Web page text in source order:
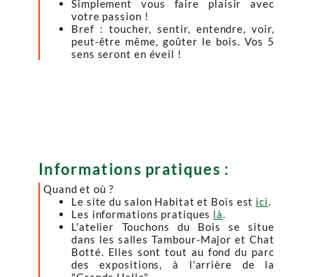
Simplement vous faire plaisir avec
votre passion !
Bref : toucher, sentir, entendre, voir,
peut-être même, goûter le bois. Vos 5
sens seront en éveil !
Informations pratiques :
Quand et où ?
Le site du salon Habitat et Bois est ici.
Les informations pratiques là.
L'atelier Touchons du Bois se situe
dans les salles Tambour-Major et Chat
Botté. Elles sont tout au fond du parc
des expositions, à l'arrière de la